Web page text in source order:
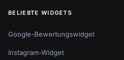
BELIEBTE WIDGETS
Google-Bewertungswidget
Instagram-Widget